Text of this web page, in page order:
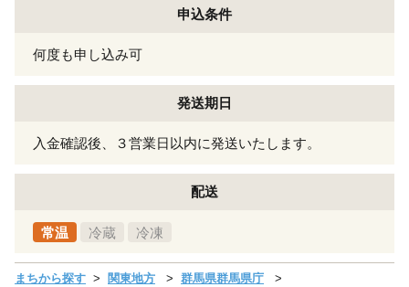
申込条件
何度も申し込み可
発送期日
入金確認後、３営業日以内に発送いたします。
配送
常温 冷蔵 冷凍
まちから探す 関東地方
群馬県群馬県庁